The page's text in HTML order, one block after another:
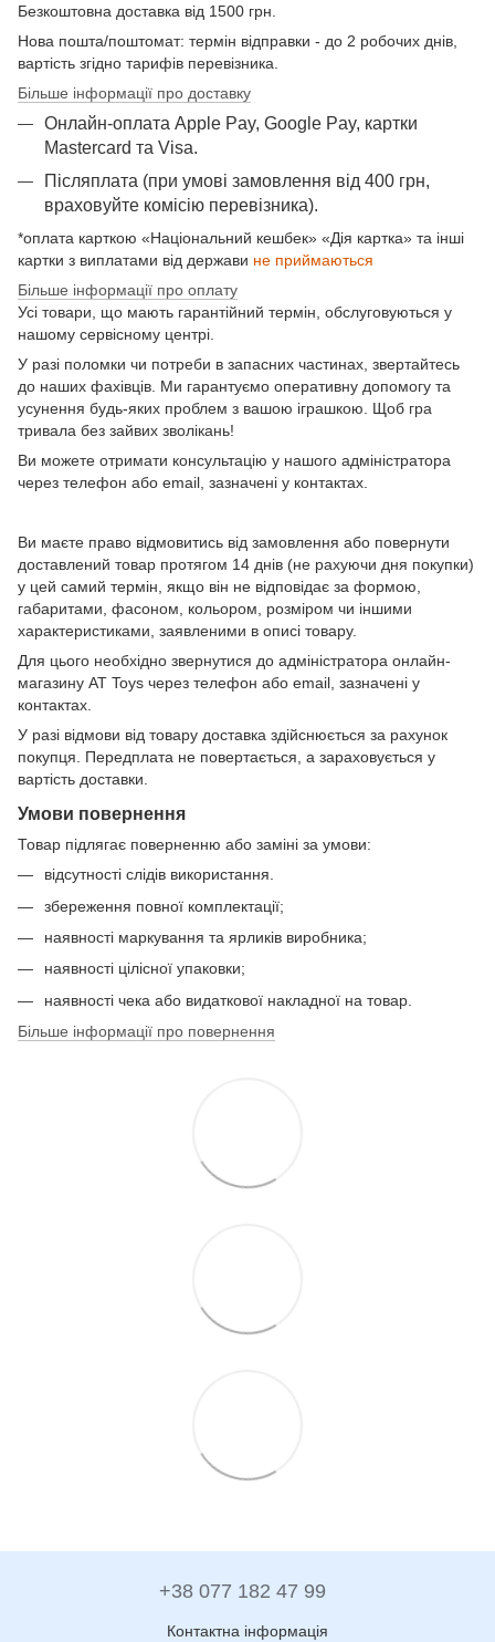
Безкоштовна доставка від 1500 грн.
Нова пошта/поштомат: термін відправки - до 2 робочих днів,
вартість згідно тарифів перевізника.
Більше інформації про доставку
Онлайн-оплата Apple Pay, Google Pay, картки
Mastercard та Visа.
Післяплата (при умові замовлення від 400 грн,
враховуйте комісію перевізника).
*оплата карткою «Національний кешбек» «Дія картка» та інші
картки з виплатами від держави не приймаються
Більше інформації про оплату
Усі товари, що мають гарантійний термін, обслуговуються у
нашому сервісному центрі.
У разі поломки чи потреби в запасних частинах, звертайтесь
до наших фахівців. Ми гарантуємо оперативну допомогу та
усунення будь-яких проблем з вашою іграшкою. Щоб гра
тривала без зайвих зволікань!
Ви можете отримати консультацію у нашого адміністратора
через телефон або email, зазначені у контактах.
Ви маєте право відмовитись від замовлення або повернути
доставлений товар протягом 14 днів (не рахуючи дня покупки)
у цей самий термін, якщо він не відповідає за формою,
габаритами, фасоном, кольором, розміром чи іншими
характеристиками, заявленими в описі товару.
Для цього необхідно звернутися до адміністратора онлайн-
магазину AT Toys через телефон або email, зазначені у
контактах.
У разі відмови від товару доставка здійснюється за рахунок
покупця. Передплата не повертається, а зараховується у
вартість доставки.
Умови повернення
Товар підлягає поверненню або заміні за умови:
відсутності слідів використання.
збереження повної комплектації;
наявності маркування та ярликів виробника;
наявності цілісної упаковки;
наявності чека або видаткової накладної на товар.
Більше інформації про повернення
+38 077 182 47 99
Контактна інформація